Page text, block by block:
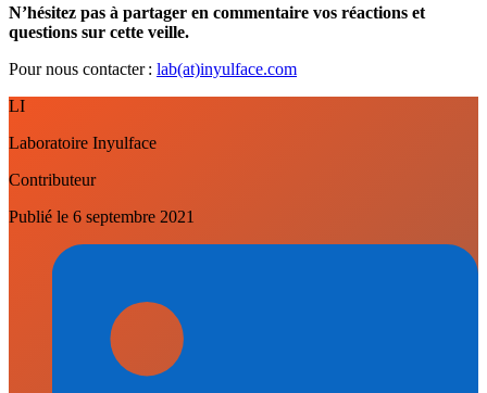
N’hésitez pas à partager en commentaire vos réactions et
questions sur cette veille.
Pour nous contacter : lab(at)inyulface.com
LI
Laboratoire Inyulface
Contributeur
Publié le 6 septembre 2021